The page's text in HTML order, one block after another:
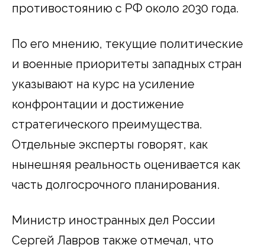
противостоянию с РФ около 2030 года.
По его мнению, текущие политические
и военные приоритеты западных стран
указывают на курс на усиление
конфронтации и достижение
стратегического преимущества.
Отдельные эксперты говорят, как
нынешняя реальность оценивается как
часть долгосрочного планирования.
Министр иностранных дел России
Сергей Лавров также отмечал, что